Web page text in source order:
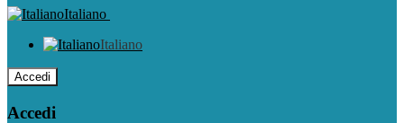
Italiano
Italiano
Accedi
Accedi